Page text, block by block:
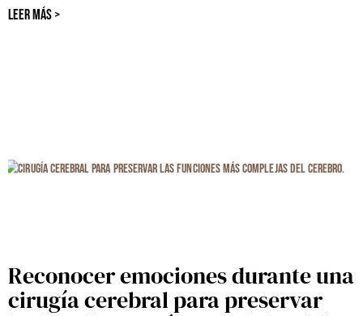
LEER MÁS >
Reconocer emociones durante una
cirugía cerebral para preservar